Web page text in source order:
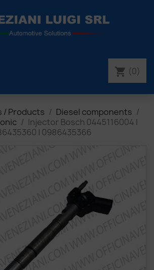
shopping_cart (0)
/ Products
Diesel components
Injector Bosch 0445116004 |
| 0986435366